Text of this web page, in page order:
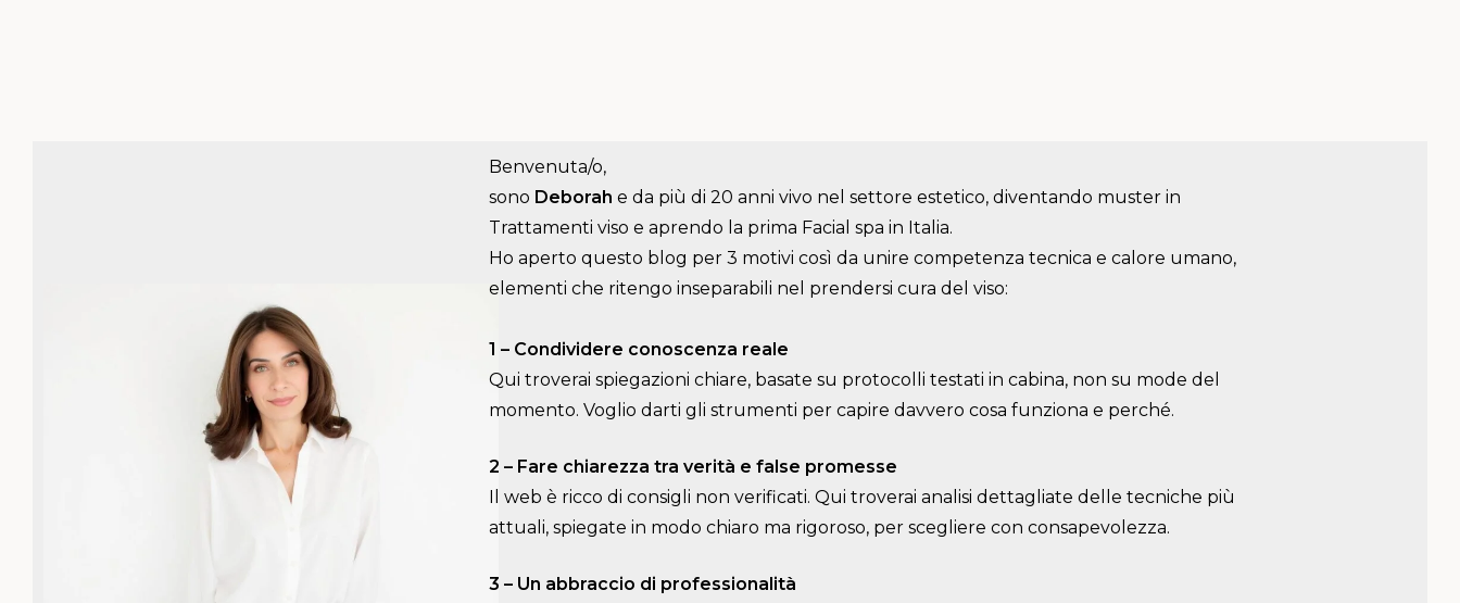
Benvenuta/o,
sono Deborah e da più di 20 anni vivo nel settore estetico, diventando muster in
Trattamenti viso e aprendo la prima Facial spa in Italia.
Ho aperto questo blog per 3 motivi così da unire competenza tecnica e calore umano,
elementi che ritengo inseparabili nel prendersi cura del viso:
1 – Condividere conoscenza reale
Qui troverai spiegazioni chiare, basate su protocolli testati in cabina, non su mode del
momento. Voglio darti gli strumenti per capire davvero cosa funziona e perché.
2 – Fare chiarezza tra verità e false promesse
Il web è ricco di consigli non verificati. Qui troverai analisi dettagliate delle tecniche più
attuali, spiegate in modo chiaro ma rigoroso, per scegliere con consapevolezza.
3 – Un abbraccio di professionalità